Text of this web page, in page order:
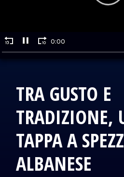
TRA GUSTO E
TRADIZIONE,
TAPPA A
ALBANESE